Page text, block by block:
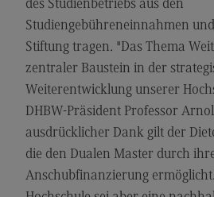
Kontakt
Executive Engineering
Executive Engineering
Modulangebot
Besonderheiten und Highlights
Berufsperspektiven
Kontakt
des Studienbetriebs aus den
Studiengebühreneinnahmen
Stiftung tragen. "Das Thema
zentraler Baustein in der
Weiterentwicklung unserer
DHBW-Präsident Professor
ausdrücklicher Dank gilt der
die den Dualen Master durch
Anschubfinanzierung